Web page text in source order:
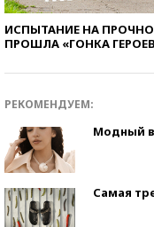
ИСПЫТАНИЕ НА
ПРОШЛА «ГОНКА
РЕКОМЕНДУЕМ:
Модный
Самая